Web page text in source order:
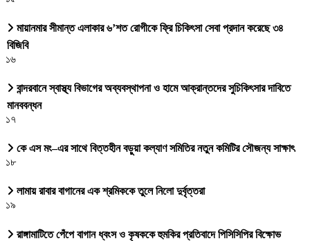
মায়ানমার সীমান্ত এলাকার ৬’শত রোগীকে ফ্রি চিকিৎসা সেবা প্রদান করেছে ৩৪
বিজিবি
১৬
বান্দরবানে স্বাস্থ্য বিভাগের অব্যবস্থাপনা ও হামে আক্রান্তদের সুচিকিৎসার দাবিতে
মানববন্ধন
১৭
কে এস মং–এর সাথে বিত্তহীন বড়ুয়া কল্যাণ সমিতির নতুন কমিটির সৌজন্য সাক্ষাৎ
১৮
লামায় রাবার বাগানের এক শ্রমিককে তুলে নিলো দুর্বৃত্তরা
১৯
রাঙ্গামাটিতে পেঁপে বাগান ধ্বংস ও কৃষককে হুমকির প্রতিবাদে পিসিসিপির বিক্ষোভ